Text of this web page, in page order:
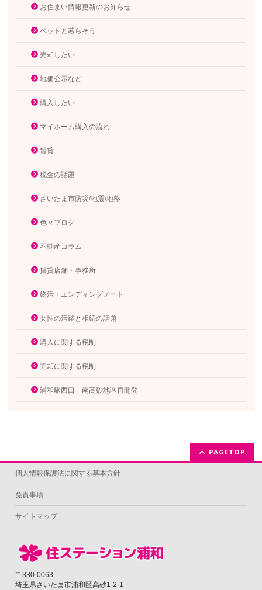
お住まい情報更新のお知らせ
ペットと暮らそう
売却したい
地価公示など
購入したい
マイホーム購入の流れ
賃貸
税金の話題
さいたま市防災/地震/地盤
色々ブログ
不動産コラム
賃貸店舗・事務所
終活・エンディングノート
女性の活躍と相続の話題
購入に関する税制
売却に関する税制
浦和駅西口 南高砂地区再開発
PAGETOP
個人情報保護法に関する基本方針
免責事項
サイトマップ
〒330-0063
埼玉県さいたま市浦和区高砂1-2-1